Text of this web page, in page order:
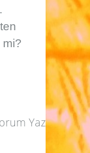
mi?
Yaz